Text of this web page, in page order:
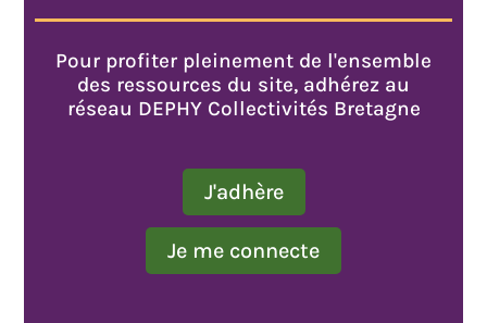
Pour profiter pleinement de l'ensemble
des ressources du site, adhérez au
réseau DEPHY Collectivités Bretagne
J'adhère
Je me connecte